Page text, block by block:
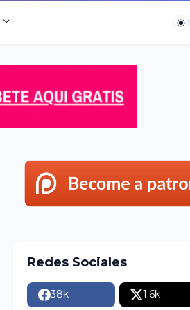
Redes Sociales
38k 1.6k